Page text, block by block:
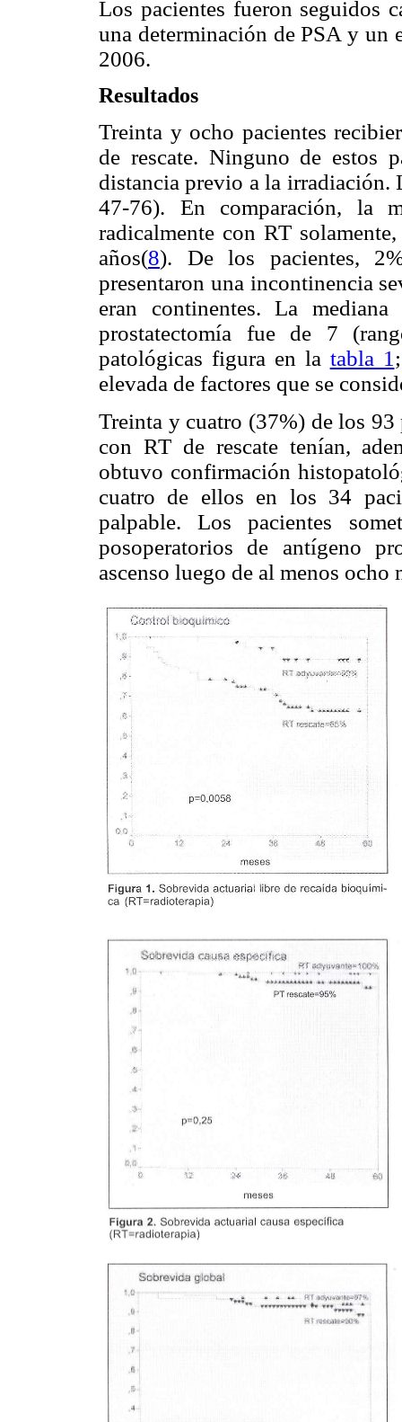
Los pacientes fueron seguidos
una determinación de PSA y un
2006.
Resultados
Treinta y ocho pacientes
de rescate. Ninguno de estos
distancia previo a la irradiación.
47-76). En comparación, la
radicalmente con RT
años(8). De los pacientes,
presentaron una incontinencia
eran continentes. La
prostatectomía fue de 7
patológicas figura en la tabla 1
elevada de factores que se
Treinta y cuatro (37%) de los
con RT de rescate tenían,
obtuvo confirmación
cuatro de ellos en los 34
palpable. Los pacientes
posoperatorios de antígeno
ascenso luego de al menos ocho